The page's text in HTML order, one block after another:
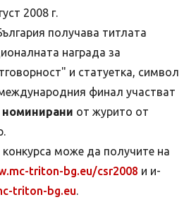
2008 г.
получава титлата
награда за
и статуетка, символ
финал участват
от журито от
може да получите на
triton-bg.eu/csr2008 и и-
triton-bg.eu.